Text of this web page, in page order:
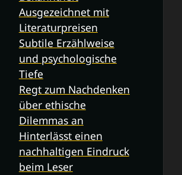
Ausgezeichnet mit
Literaturpreisen
Subtile Erzählweise
und psychologische
Tiefe
Regt zum Nachdenken
über ethische
Dilemmas an
Hinterlässt einen
nachhaltigen Eindruck
beim Leser